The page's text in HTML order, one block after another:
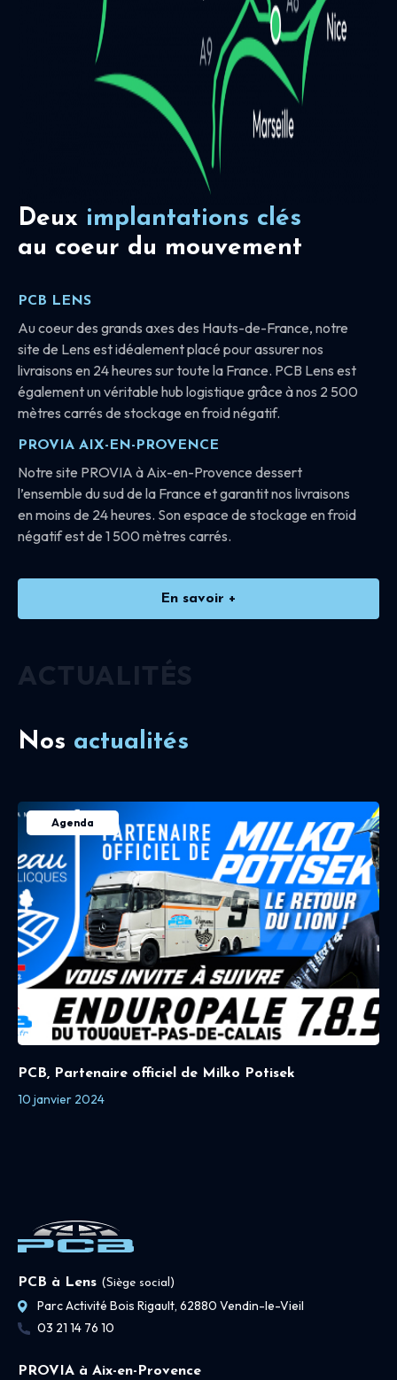
Deux implantations clés
au coeur du mouvement
PCB LENS
Au coeur des grands axes des Hauts-de-France, notre
site de Lens est idéalement placé pour assurer nos
livraisons en 24 heures sur toute la France. PCB Lens est
également un véritable hub logistique grâce à nos 2 500
mètres carrés de stockage en froid négatif.
PROVIA AIX-EN-PROVENCE
Notre site PROVIA à Aix-en-Provence dessert
l’ensemble du sud de la France et garantit nos livraisons
en moins de 24 heures. Son espace de stockage en froid
négatif est de 1 500 mètres carrés.
En savoir +
ACTUALITÉS
Nos actualités
Agenda
PCB, Partenaire officiel de Milko Potisek
10 janvier 2024
PCB à Lens (Siège social)
Parc Activité Bois Rigault, 62880 Vendin-le-Vieil
03 21 14 76 10
PROVIA à Aix-en-Provence